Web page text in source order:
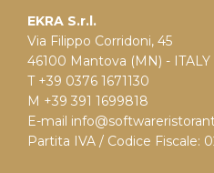
EKRA S.r.l.
Via Filippo Corridoni, 45
46100 Mantova (MN) - ITALY
T +39 0376 1671130
M +39 391 1699818
E-mail
Partita IVA / Codice Fiscale: